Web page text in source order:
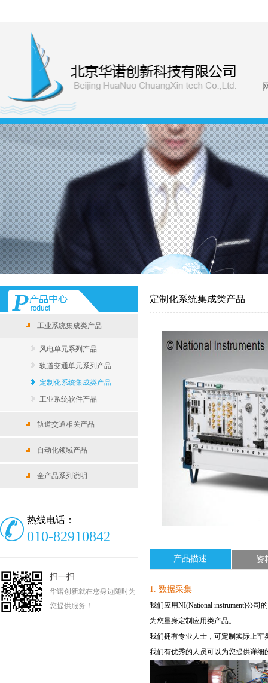
工业系统集成类产品
风电单元系列产品
轨道交通单元系列产品
定制化系统集成类产品
工业系统软件产品
轨道交通相关产品
自动化领域产品
全产品系列说明
热线电话：
010-82910842
扫一扫
华诺创新就在您身边随时为
您提供服务！
定制化系统集成类产品
产品描述 资
1. 数据采集
我们应用NI(National instrument)公
为您量身定制 应用类产品。
我们拥有专业人士，可定制实际上车
我们有优秀的人员可以为您提供详细